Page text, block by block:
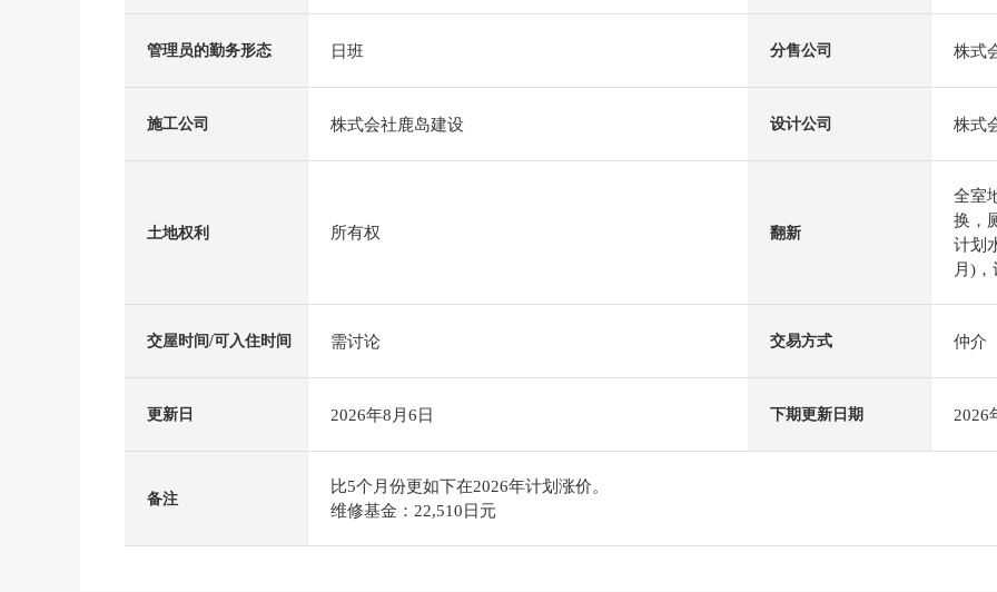
管理员的勤务形态 日班 分售公司 株式
施工公司 株式会社鹿岛建设 设计公司 株式
土地权利 所有权 翻新
全室
换，
计划
月)
交屋时间/可入住时间 需讨论 交易方式 仲介
更新日 2026年8月6日 下期更新日期 2026
备注
比5个月份更如下在2026年计划涨价。
维修基金：22,510日元